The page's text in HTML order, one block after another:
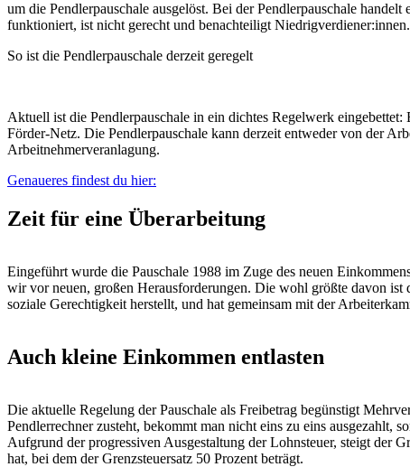
um die Pendlerpauschale ausgelöst. Bei der Pendlerpauschale
funktioniert, ist nicht gerecht und benachteiligt
So ist die Pendlerpauschale derzeit geregelt
Aktuell ist die Pendlerpauschale in ein dichtes Regelwerk
Förder-Netz. Die Pendlerpauschale kann derzeit entweder von der
Arbeitnehmerveranlagung.
Genaueres findest du hier:
Zeit für eine Überarbeitung
Eingeführt wurde die Pauschale 1988 im Zuge des neuen
wir vor neuen, großen Herausforderungen. Die wohl größte davon
soziale Gerechtigkeit herstellt, und hat gemeinsam mit der
Auch kleine Einkommen entlasten
Die aktuelle Regelung der Pauschale als Freibetrag begünstigt
Pendlerrechner zusteht, bekommt man nicht eins zu eins ausgezahlt,
Aufgrund der progressiven Ausgestaltung der Lohnsteuer, steigt der
hat, bei dem der Grenzsteuersatz 50 Prozent beträgt.